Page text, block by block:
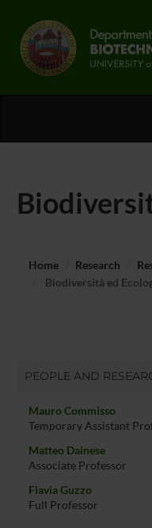
Home Research
Biodiversità ed
PEOPLE AND
Mauro Commisso
Temporary Assistant
Matteo Dainese
Associate Professor
Flavia Guzzo
Full Professor